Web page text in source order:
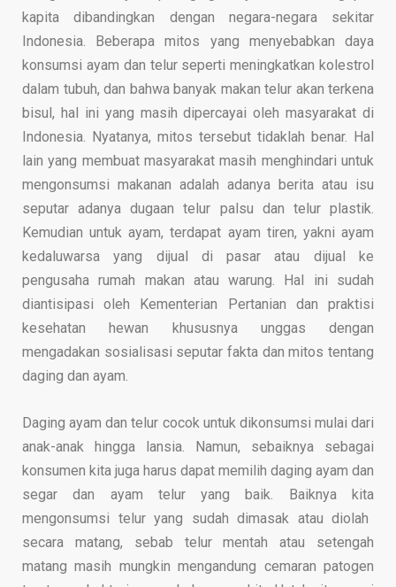
kapita dibandingkan dengan negara-negara sekitar
Indonesia. Beberapa mitos yang menyebabkan daya
konsumsi ayam dan telur seperti meningkatkan kolestrol
dalam tubuh, dan bahwa banyak makan telur akan terkena
bisul, hal ini yang masih dipercayai oleh masyarakat di
Indonesia. Nyatanya, mitos tersebut tidaklah benar. Hal
lain yang membuat masyarakat masih menghindari untuk
mengonsumsi makanan adalah adanya berita atau isu
seputar adanya dugaan telur palsu dan telur plastik.
Kemudian untuk ayam, terdapat ayam tiren, yakni ayam
kedaluwarsa yang dijual di pasar atau dijual ke
pengusaha rumah makan atau warung. Hal ini sudah
diantisipasi oleh Kementerian Pertanian dan praktisi
kesehatan hewan khususnya unggas
dengan
mengadakan sosialisasi seputar fakta dan mitos tentang
daging dan ayam.
Daging ayam dan telur cocokuntukdikonsumsi mulai dari
anak-anak hingga lansia. Namun, sebaiknya sebagai
konsumen kita juga harus dapat memilih daging ayam dan
segar dan ayam telur yang baik. Baiknya kita
mengonsumsi telur yang sudah dimasak atau diolah
secara matang, sebab telur mentah atau setengah
matang masih mungkin mengandung cemaran patogen